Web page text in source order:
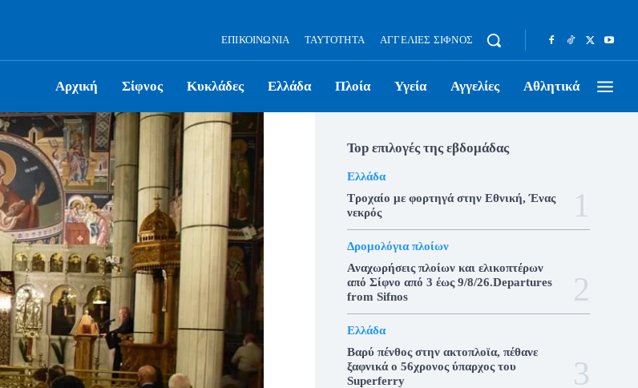
ΕΠΙΚΟΙΝΩΝΊΑ ΤΑΥΤΌΤΗΤΑ ΑΓΓΕΛΊΕΣ ΣΊΦΝΟΣ
Αρχική Σίφνος Κυκλάδες Ελλάδα Πλοία Υγεία Αγγελίες Αθλητικά
Top επιλογές της εβδομάδας
Ελλάδα
Τροχαίο με φορτηγά στην Εθνική, Ένας
νεκρός
Δρομολόγια πλοίων
Αναχωρήσεις πλοίων και ελικοπτέρων
από Σίφνο από 3 έως 9/8/26.Departures
from Sifnos
Ελλάδα
Βαρύ πένθος στην ακτοπλοϊα, πέθανε
ξαφνικά ο 56χρονος ύπαρχος του
Superferry